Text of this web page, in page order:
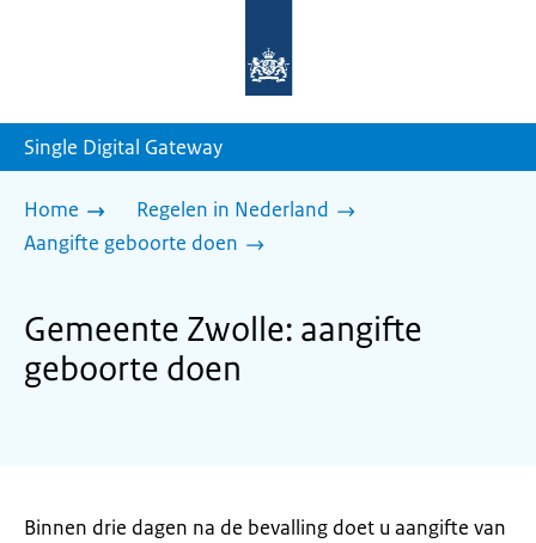
homepage
Single Digital Gateway
Home
Regelen in Nederland
Aangifte geboorte doen
Gemeente Zwolle: aangifte
geboorte doen
Binnen drie dagen na de bevalling doet u aangifte van